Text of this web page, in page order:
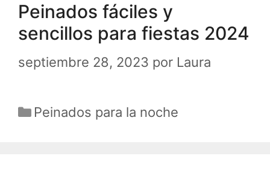
Peinados fáciles y
sencillos para fiestas 2024
septiembre 28, 2023 por Laura
Categorías
Peinados para la noche